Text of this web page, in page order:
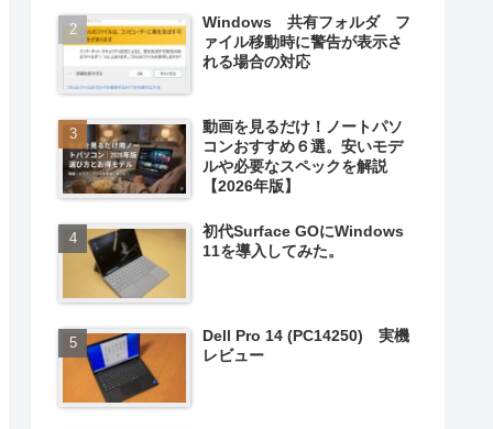
Windows 共有フォルダ フ
ァイル移動時に警告が表示さ
れる場合の対応
動画を見るだけ！ノートパソ
コンおすすめ６選。安いモデ
ルや必要なスペックを解説
【2026年版】
初代Surface GOにWindows
11を導入してみた。
Dell Pro 14 (PC14250) 実機
レビュー